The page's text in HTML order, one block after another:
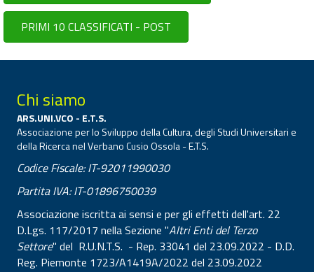
PRIMI 10 CLASSIFICATI - POST
Chi siamo
ARS.UNI.VCO - E.T.S.
Associazione per lo Sviluppo della Cultura, degli Studi Universitari e
della Ricerca nel Verbano Cusio Ossola - E.T.S.
Codice Fiscale: IT-92011990030
Partita IVA: IT-01896750039
Associazione iscritta ai sensi e per gli effetti dell'art. 22
D.Lgs. 117/2017 nella Sezione "Altri Enti del Terzo
Settore" del R.U.N.T.S. - Rep. 33041 del 23.09.2022 - D.D.
Reg. Piemonte 1723/A1419A/2022 del 23.09.2022